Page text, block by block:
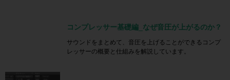
コンプレッサー基礎編_なぜ音圧が上がるのか？
サウンドをまとめて、音圧を上げることができるコンプ
レッサーの概要と仕組みを解説しています。